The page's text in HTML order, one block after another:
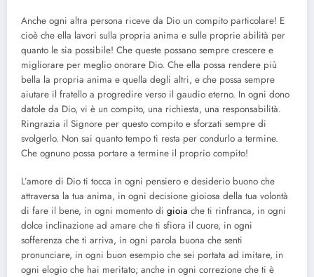
Anche ogni altra persona riceve da Dio un compito particolare! E
cioè che ella lavori sulla propria anima e sulle proprie abilità per
quanto le sia possibile! Che queste possano sempre crescere e
migliorare per meglio onorare Dio. Che ella possa rendere più
bella la propria anima e quella degli altri, e che possa sempre
aiutare il fratello a progredire verso il gaudio eterno. In ogni dono
datole da Dio, vi è un compito, una richiesta, una responsabilità.
Ringrazia il Signore per questo compito e sforzati sempre di
svolgerlo. Non sai quanto tempo ti resta per condurlo a termine.
Che ognuno possa portare a termine il proprio compito!
L’amore di Dio ti tocca in ogni pensiero e desiderio buono che
attraversa la tua anima, in ogni decisione gioiosa della tua volontà
di fare il bene, in ogni momento di gioia che ti rinfranca, in ogni
dolce inclinazione ad amare che ti sfiora il cuore, in ogni
sofferenza che ti arriva, in ogni parola buona che senti
pronunciare, in ogni buon esempio che sei portata ad imitare, in
ogni elogio che hai meritato; anche in ogni correzione che ti è